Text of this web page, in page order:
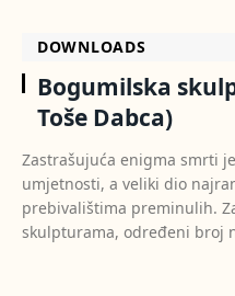
DOWNLOADS
Bogumilska
Toše Dabca)
Zastrašujuća enigma smrti
umjetnosti, a veliki dio
prebivalištima preminulih.
skulpturama, određeni broj